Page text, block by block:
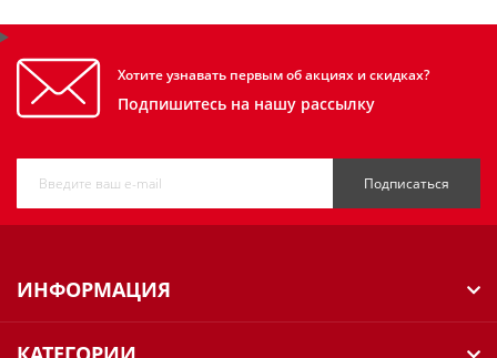
Хотите узнавать первым об акциях и скидках?
Подпишитесь на нашу рассылку
Подписаться
ИНФОРМАЦИЯ